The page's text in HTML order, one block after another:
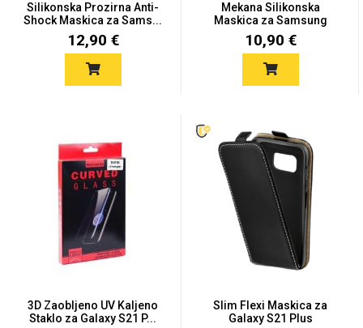
Silikonska Prozirna Anti-
Shock Maskica za Sams...
12,90 €
Mekana Silikonska
Maskica za Samsung
Galaxy S2...
10,90 €
3D Zaobljeno UV Kaljeno
Staklo za Galaxy S21 P...
Slim Flexi Maskica za
Galaxy S21 Plus